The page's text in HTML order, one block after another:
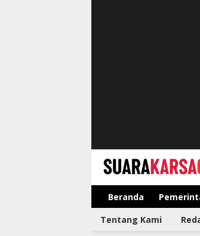
suarakarsa.com
Informasi terpercaya
Beranda
Tentang Kami